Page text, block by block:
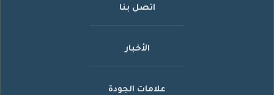
اتصل بنا
الأخبار
علامات الجودة